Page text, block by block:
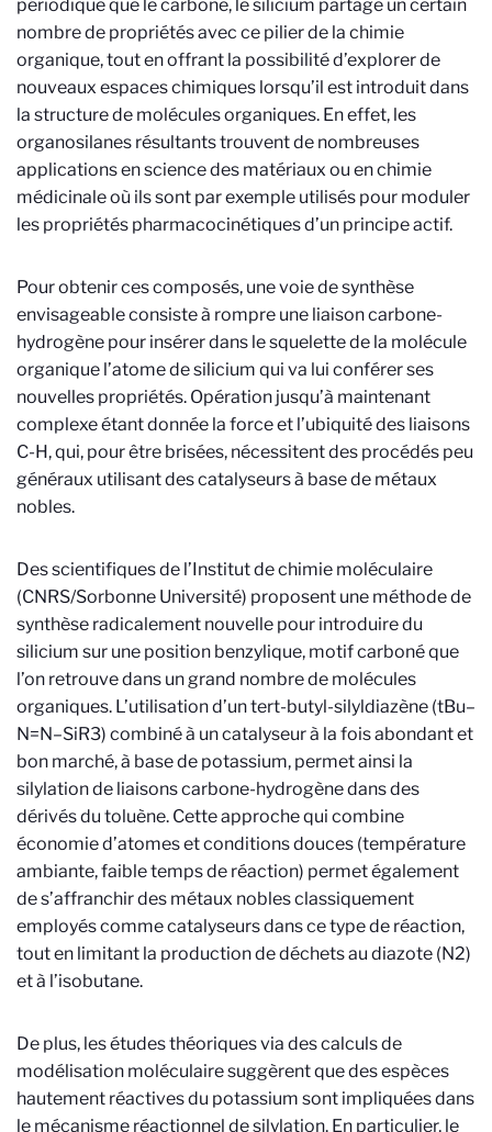
périodique que le carbone, le silicium partage un certain
nombre de propriétés avec ce pilier de la chimie
organique, tout en offrant la possibilité d’explorer de
nouveaux espaces chimiques lorsqu’il est introduit dans
la structure de molécules organiques. En effet, les
organosilanes résultants trouvent de nombreuses
applications en science des matériaux ou en chimie
médicinale où ils sont par exemple utilisés pour moduler
les propriétés pharmacocinétiques d’un principe actif.
Pour obtenir ces composés, une voie de synthèse
envisageable consiste à rompre une liaison carbone-
hydrogène pour insérer dans le squelette de la molécule
organique l’atome de silicium qui va lui conférer ses
nouvelles propriétés. Opération jusqu’à maintenant
complexe étant donnée la force et l’ubiquité des liaisons
C-H, qui, pour être brisées, nécessitent des procédés peu
généraux utilisant des catalyseurs à base de métaux
nobles.
Des scientifiques de l’Institut de chimie moléculaire
(CNRS/Sorbonne Université) proposent une méthode de
synthèse radicalement nouvelle pour introduire du
silicium sur une position benzylique, motif carboné que
l’on retrouve dans un grand nombre de molécules
organiques. L’utilisation d’un tert-butyl-silyldiazène (tBu–
N=N–SiR3) combiné à un catalyseur à la fois abondant et
bon marché, à base de potassium, permet ainsi la
silylation de liaisons carbone-hydrogène dans des
dérivés du toluène. Cette approche qui combine
économie d’atomes et conditions douces (température
ambiante, faible temps de réaction) permet également
de s’affranchir des métaux nobles classiquement
employés comme catalyseurs dans ce type de réaction,
tout en limitant la production de déchets au diazote (N2)
et à l’isobutane.
De plus, les études théoriques via des calculs de
modélisation moléculaire suggèrent que des espèces
hautement réactives du potassium sont impliquées dans
le mécanisme réactionnel de silylation. En particulier, le